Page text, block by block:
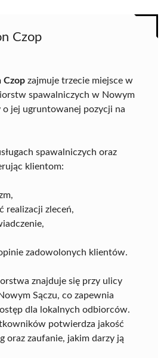
Czop
Czop zajmuje trzecie miejsce w
spawalniczych w Nowym
o jej ugruntowanej pozycji na
spawalniczych oraz
klientom:
realizacji zleceń,
zadowolonych klientów.
znajduje się przy ulicy
Sączu, co zapewnia
dla lokalnych odbiorców.
potwierdza jakość
oraz zaufanie, jakim darzy ją